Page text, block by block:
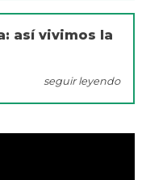
así vivimos la
seguir leyendo